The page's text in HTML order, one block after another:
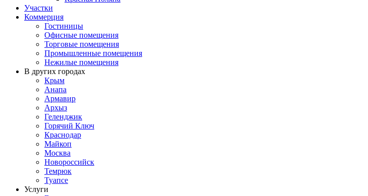
Участки
Коммерция
Гостиницы
Офисные помещения
Торговые помещения
Промышленные помещения
Нежилые помещения
В других городах
Крым
Анапа
Армавир
Архыз
Геленджик
Горячий Ключ
Краснодар
Майкоп
Москва
Новороссийск
Темрюк
Туапсе
Услуги